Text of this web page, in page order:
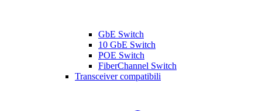
GbE Switch
10 GbE Switch
POE Switch
FiberChannel Switch
Transceiver compatibili